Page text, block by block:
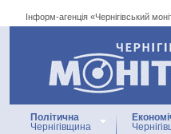
Інформ-агенція «Чернігівський
Інформ-агенція
«Чернігівський
Політична
Чернігівщина